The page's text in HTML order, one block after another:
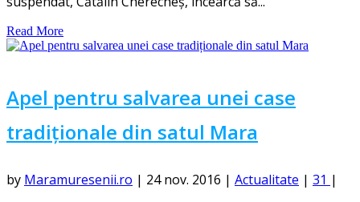
Read More
Apel pentru salvarea unei case
tradiționale din satul Mara
by Maramuresenii.ro | 24 nov. 2016 | Actualitate | 31 |